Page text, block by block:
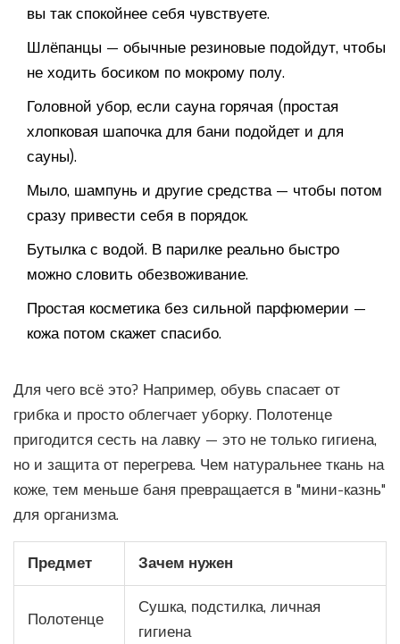
вы так спокойнее себя чувствуете.
Шлёпанцы — обычные резиновые подойдут, чтобы
не ходить босиком по мокрому полу.
Головной убор, если сауна горячая (простая
хлопковая шапочка для бани подойдет и для
сауны).
Мыло, шампунь и другие средства — чтобы потом
сразу привести себя в порядок.
Бутылка с водой. В парилке реально быстро
можно словить обезвоживание.
Простая косметика без сильной парфюмерии —
кожа потом скажет спасибо.
Для чего всё это? Например, обувь спасает от
грибка и просто облегчает уборку. Полотенце
пригодится сесть на лавку — это не только гигиена,
но и защита от перегрева. Чем натуральнее ткань на
коже, тем меньше баня превращается в "мини-казнь"
для организма.
Предмет Зачем нужен
Полотенце
Сушка, подстилка, личная
гигиена